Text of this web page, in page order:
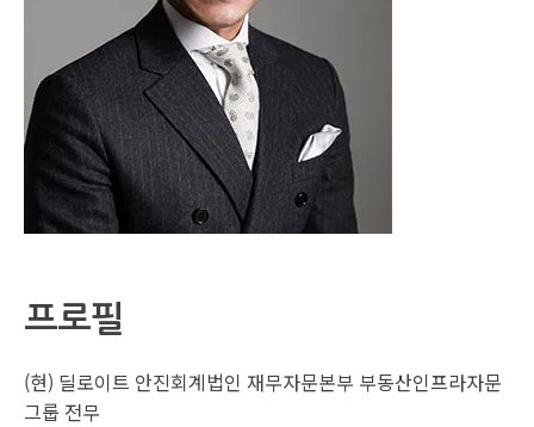
프로필
(현) 딜로이트 안진회계법인 재무자문본부 부동산인프라자문
그룹 전무